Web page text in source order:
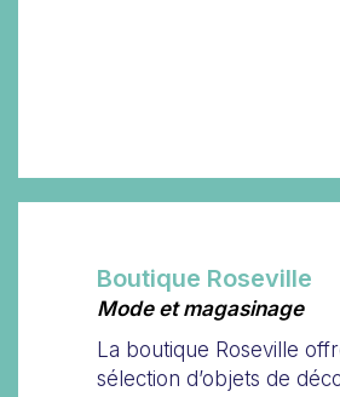
Boutique Roseville
Mode et magasinage
La boutique Roseville
sélection d’objets de